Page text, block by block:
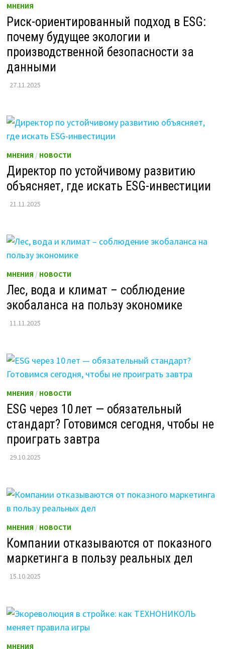
МНЕНИЯ
Риск-ориентированный подход в ESG:
почему будущее экологии и
производственной безопасности за
данными
27.11.2025
МНЕНИЯ / НОВОСТИ
Директор по устойчивому развитию
объясняет, где искать ESG-инвестиции
21.11.2025
МНЕНИЯ / НОВОСТИ
Лес, вода и климат – соблюдение
экобаланса на пользу экономике
11.11.2025
МНЕНИЯ / НОВОСТИ
ESG через 10 лет — обязательный
стандарт? Готовимся сегодня, чтобы не
проиграть завтра
29.10.2025
МНЕНИЯ / НОВОСТИ
Компании отказываются от показного
маркетинга в пользу реальных дел
15.10.2025
МНЕНИЯ